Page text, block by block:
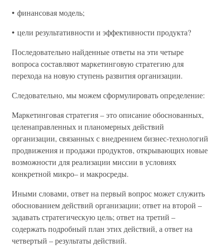
• финансовая модель;
• цели результативности и эффективности продукта?
Последовательно найденные ответы на эти четыре
вопроса составляют маркетинговую стратегию для
перехода на новую ступень развития организации.
Следовательно, мы можем сформулировать определение:
Маркетинговая стратегия – это описание обоснованных,
целенаправленных и планомерных действий
организации, связанных с внедрением бизнес-технологий
продвижения и продажи продуктов, открывающих новые
возможности для реализации миссии в условиях
конкретной микро– и макросреды.
Иными словами, ответ на первый вопрос может служить
обоснованием действий организации; ответ на второй –
задавать стратегическую цель; ответ на третий –
содержать подробный план этих действий, а ответ на
четвертый – результаты действий.